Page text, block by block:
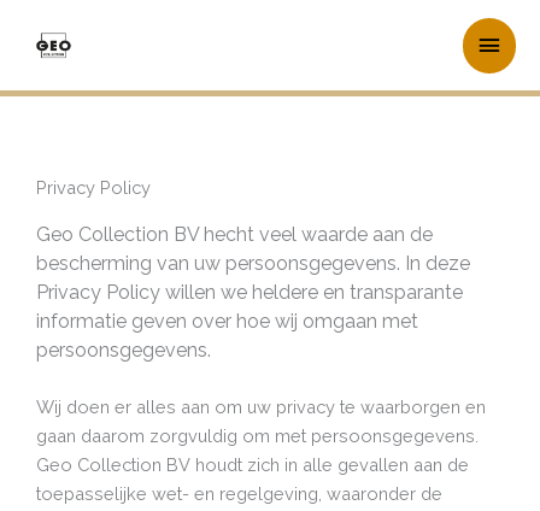
inhoud
Privacy Policy
Geo Collection BV hecht veel waarde aan de
bescherming van uw persoonsgegevens. In deze
Privacy Policy willen we heldere en transparante
informatie geven over hoe wij omgaan met
persoonsgegevens.
Wij doen er alles aan om uw privacy te waarborgen en
gaan daarom zorgvuldig om met persoonsgegevens.
Geo Collection BV houdt zich in alle gevallen aan de
toepasselijke wet- en regelgeving, waaronder de